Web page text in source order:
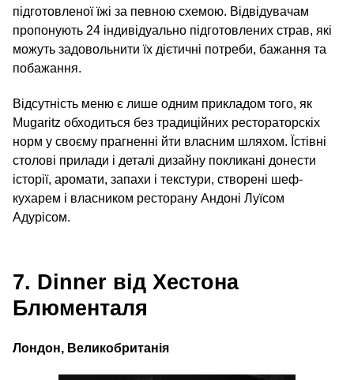
підготовленої їжі за певною схемою. Відвідувачам
пропонують 24 індивідуально підготовлених страв, які
можуть задовольнити їх дієтичні потреби, бажання та
побажання.
Відсутність меню є лише одним прикладом того, як
Mugaritz обходиться без традиційних рестораторскіх
норм у своєму прагненні йти власним шляхом. Їстівні
столові прилади і деталі дизайну покликані донести
історії, аромати, запахи і текстури, створені шеф-
кухарем і власником ресторану Андоні Луїсом
Адурісом.
7. Dinner від Хестона
Блюменталя
Лондон, Великобританія